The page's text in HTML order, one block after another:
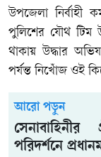
উপজেলা নির্বাহী
পুলিশের যৌথ টিম
থাকায় উদ্ধার
পর্যন্ত নিখোঁজ ওই
আরো পড়ুন
সেনাবাহিনীর
পরিদর্শনে